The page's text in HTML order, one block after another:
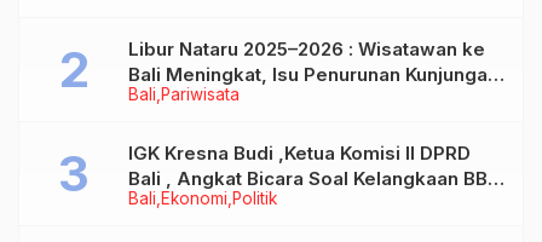
Bali Pariwisata
Libur Nataru 2025–2026 : Wisatawan ke
Bali Meningkat, Isu Penurunan Kunjungan
Tidak Benar
Bali Ekonomi Politik
IGK Kresna Budi ,Ketua Komisi II DPRD
Bali , Angkat Bicara Soal Kelangkaan BBM
Bersubsidi Jenis Solar